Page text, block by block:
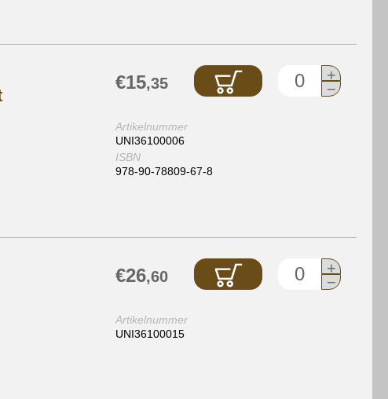
€15,35 +
−
Artikelnummer
UNI36100006
ISBN
978-90-78809-67-8
€26,60 +
−
Artikelnummer
UNI36100015